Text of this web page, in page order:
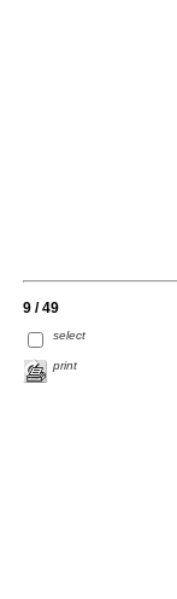
9 / 49
select
print